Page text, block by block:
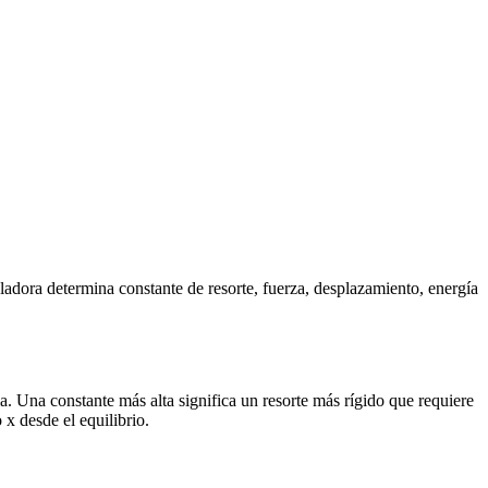
determina constante de resorte, fuerza, desplazamiento, energía
Una constante más alta significa un resorte más rígido que requiere
x desde el equilibrio.